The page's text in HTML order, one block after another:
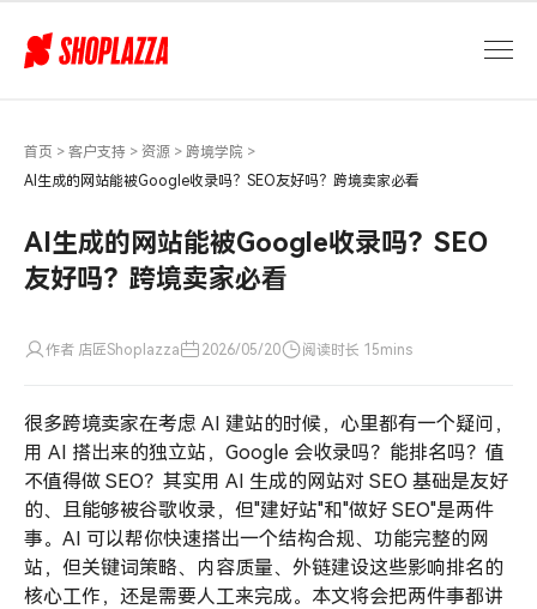
Google
SEO
吗？
首页 > 客户支持 > 资源 > 跨境学院 >
AI生成的网站能被Google收录吗？SEO友好吗？跨境卖家必看
AI生成的网站能被Google收录吗？SEO
友好吗？跨境卖家必看
作者 店匠Shoplazza 2026/05/20 阅读时长 15mins
很多跨境卖家在考虑 AI 建站的时候，心里都有一个疑问，
用 AI 搭出来的独立站，Google 会收录吗？能排名吗？值
不值得做 SEO？其实用 AI 生成的网站对 SEO 基础是友好
的、且能够被谷歌收录，但"建好站"和"做好 SEO"是两件
事。AI 可以帮你快速搭出一个结构合规、功能完整的网
站，但关键词策略、内容质量、外链建设这些影响排名的
核心工作，还是需要人工来完成。本文将会把两件事都讲